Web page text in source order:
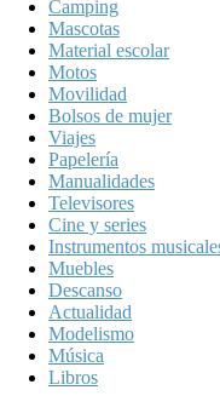
Camping
Mascotas
Material escolar
Motos
Movilidad
Bolsos de mujer
Viajes
Papelería
Manualidades
Televisores
Cine y series
Instrumentos
Muebles
Descanso
Actualidad
Modelismo
Música
Libros